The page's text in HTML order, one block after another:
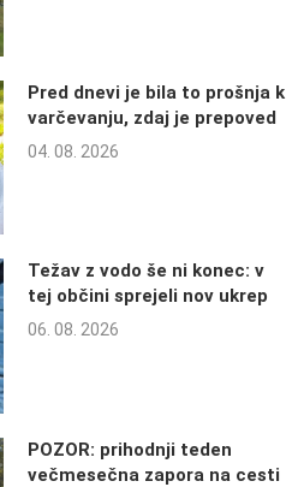
Pred dnevi je bila to prošnja k
varčevanju, zdaj je prepoved
04. 08. 2026
Težav z vodo še ni konec: v
tej občini sprejeli nov ukrep
06. 08. 2026
POZOR: prihodnji teden
večmesečna zapora na cesti